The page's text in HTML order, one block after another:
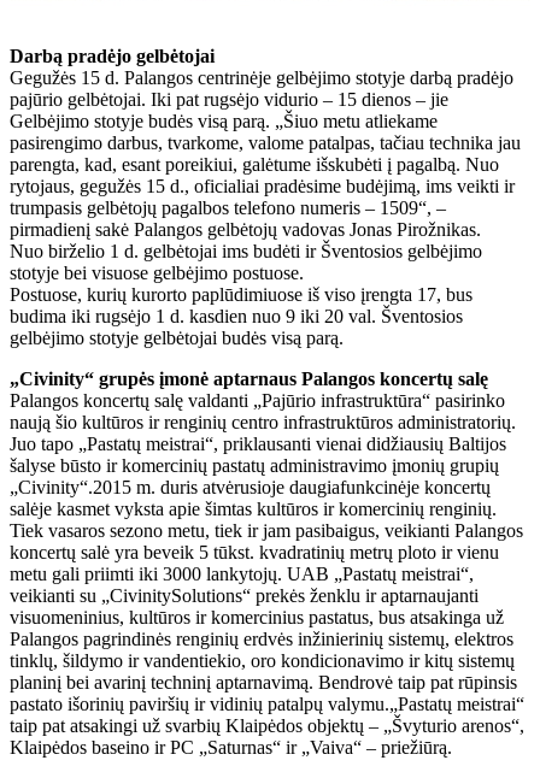
Darbą pradėjo gelbėtojai
Gegužės 15 d. Palangos centrinėje gelbėjimo stotyje darbą pradėjo
pajūrio gelbėtojai. Iki pat rugsėjo vidurio – 15 dienos – jie
Gelbėjimo stotyje budės visą parą. „Šiuo metu atliekame
pasirengimo darbus, tvarkome, valome patalpas, tačiau technika jau
parengta, kad, esant poreikiui, galėtume išskubėti į pagalbą. Nuo
rytojaus, gegužės 15 d., oficialiai pradėsime budėjimą, ims veikti ir
trumpasis gelbėtojų pagalbos telefono numeris – 1509“, –
pirmadienį sakė Palangos gelbėtojų vadovas Jonas Pirožnikas.
Nuo birželio 1 d. gelbėtojai ims budėti ir Šventosios gelbėjimo
stotyje bei visuose gelbėjimo postuose.
Postuose, kurių kurorto paplūdimiuose iš viso įrengta 17, bus
budima iki rugsėjo 1 d. kasdien nuo 9 iki 20 val. Šventosios
gelbėjimo stotyje gelbėtojai budės visą parą.
„Civinity“ grupės įmonė aptarnaus Palangos koncertų salę
Palangos koncertų salę valdanti „Pajūrio infrastruktūra“ pasirinko
naują šio kultūros ir renginių centro infrastruktūros administratorių.
Juo tapo „Pastatų meistrai“, priklausanti vienai didžiausių Baltijos
šalyse būsto ir komercinių pastatų administravimo įmonių grupių
„Civinity“.2015 m. duris atvėrusioje daugiafunkcinėje koncertų
salėje kasmet vyksta apie šimtas kultūros ir komercinių renginių.
Tiek vasaros sezono metu, tiek ir jam pasibaigus, veikianti Palangos
koncertų salė yra beveik 5 tūkst. kvadratinių metrų ploto ir vienu
metu gali priimti iki 3000 lankytojų. UAB „Pastatų meistrai“,
veikianti su „CivinitySolutions“ prekės ženklu ir aptarnaujanti
visuomeninius, kultūros ir komercinius pastatus, bus atsakinga už
Palangos pagrindinės renginių erdvės inžinierinių sistemų, elektros
tinklų, šildymo ir vandentiekio, oro kondicionavimo ir kitų sistemų
planinį bei avarinį techninį aptarnavimą. Bendrovė taip pat rūpinsis
pastato išorinių paviršių ir vidinių patalpų valymu.„Pastatų meistrai“
taip pat atsakingi už svarbių Klaipėdos objektų – „Švyturio arenos“,
Klaipėdos baseino ir PC „Saturnas“ ir „Vaiva“ – priežiūrą.